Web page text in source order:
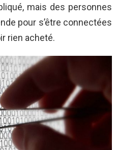
mais des personnes
pour s’être connectées
rien acheté.